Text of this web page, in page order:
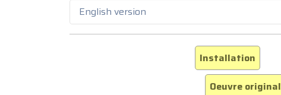
English version
Installation
Oeuvre